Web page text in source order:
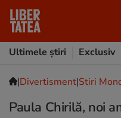
Ultimele știri
Exclusiv
|Divertisment|Stiri
Paula Chirilă, noi